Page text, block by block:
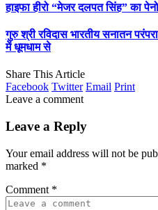
हाइफा हीरो “मेजर दलपत सिंह” का
गुरु श्री रविदास भारतीय सनातन
में धूमधाम से
Share This Article
Facebook Twitter Email Print
Leave a comment
Leave a Reply
Your email address will not be
marked *
Comment *